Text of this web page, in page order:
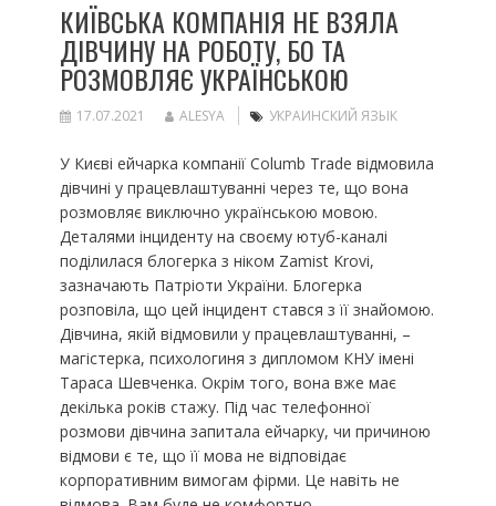
КИЇВСЬКА КОМПАНІЯ НЕ ВЗЯЛА
ДІВЧИНУ НА РОБОТУ, БО ТА
РОЗМОВЛЯЄ УКРАЇНСЬКОЮ
17.07.2021 ALESYA УКРАИНСКИЙ ЯЗЫК
У Києві ейчарка компанії Columb Trade відмовила
дівчині у працевлаштуванні через те, що вона
розмовляє виключно українською мовою.
Деталями інциденту на своєму ютуб-каналі
поділилася блогерка з ніком Zamist Krovi,
зазначають Патріоти України. Блогерка
розповіла, що цей інцидент стався з її знайомою.
Дівчина, якій відмовили у працевлаштуванні, –
магістерка, психологиня з дипломом КНУ імені
Тараса Шевченка. Окрім того, вона вже має
декілька років стажу. Під час телефонної
розмови дівчина запитала ейчарку, чи причиною
відмови є те, що її мова не відповідає
корпоративним вимогам фірми. Це навіть не